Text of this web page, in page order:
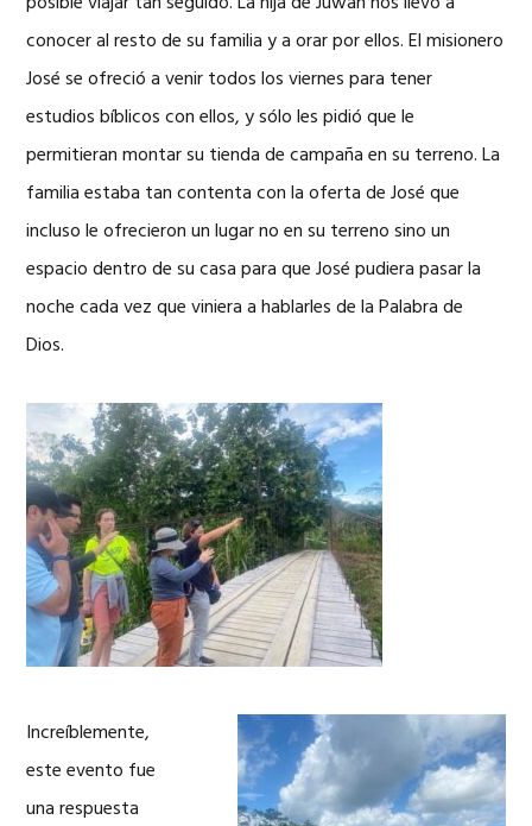
conocer al resto de su familia y a orar por ellos. El misionero
José se ofreció a venir todos los viernes para tener
estudios bíblicos con ellos, y sólo les pidió que le
permitieran montar su tienda de campaña en su terreno. La
familia estaba tan contenta con la oferta de José que
incluso le ofrecieron un lugar no en su terreno sino un
espacio dentro de su casa para que José pudiera pasar la
noche cada vez que viniera a hablarles de la Palabra de
Dios.
Increíblemente,
este evento fue
una respuesta